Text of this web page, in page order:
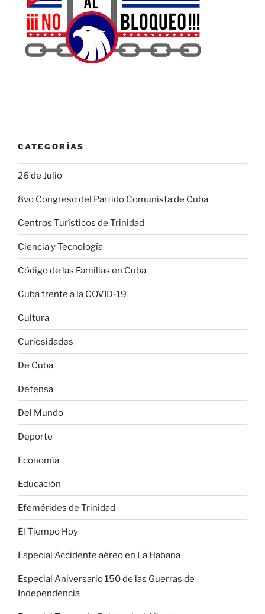
CATEGORÍAS
26 de Julio
8vo Congreso del Partido Comunista de Cuba
Centros Turísticos de Trinidad
Ciencia y Tecnología
Código de las Familias en Cuba
Cuba frente a la COVID-19
Cultura
Curiosidades
De Cuba
Defensa
Del Mundo
Deporte
Economía
Educación
Efemérides de Trinidad
El Tiempo Hoy
Especial Accidente aéreo en La Habana
Especial Aniversario 150 de las Guerras de
Independencia